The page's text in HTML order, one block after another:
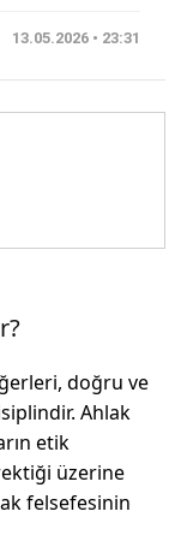
13.05.2026 • 23:31
doğru ve
Ahlak
etik
üzerine
felsefesinin